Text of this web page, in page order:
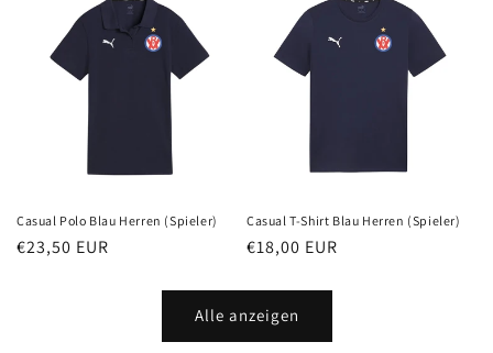
Casual Polo Blau Herren (Spieler)
Normaler
€23,50 EUR
Casual T-Shirt Blau Herren (Spieler)
Normaler
€18,00 EUR
Alle anzeigen